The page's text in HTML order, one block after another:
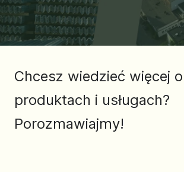
Chcesz wiedzieć więcej
produktach i usługach?
Porozmawiajmy!